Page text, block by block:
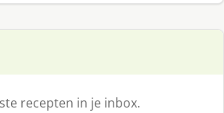
recepten in je inbox.